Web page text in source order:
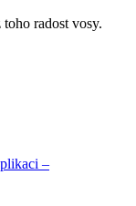
radost vosy.
–